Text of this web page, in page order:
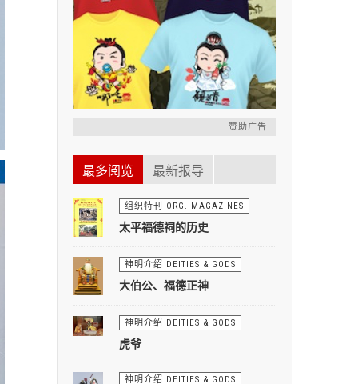
赞助广告
最多阅览 最新报导
组织特刊 ORG. MAGAZINES
太平福德祠的历史
神明介绍 DEITIES & GODS
大伯公、福德正神
神明介绍 DEITIES & GODS
虎爷
神明介绍 DEITIES & GODS